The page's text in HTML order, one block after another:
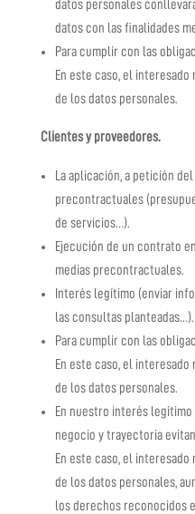
datos personales
datos con las finalidades
Para cumplir con las
En este caso, el
de los datos personales.
Clientes y proveedores.
La aplicación, a petición
precontractuales
de servicios…).
Ejecución de un contrato
medias precontractuales.
Interés legítimo (enviar
las consultas planteadas…).
Para cumplir con las
En este caso, el
de los datos personales.
En nuestro interés
negocio y trayectoria
En este caso, el
de los datos personales,
los derechos reconocidos